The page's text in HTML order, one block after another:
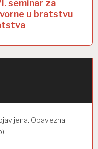
seminar za
u bratstvu
Obavezna